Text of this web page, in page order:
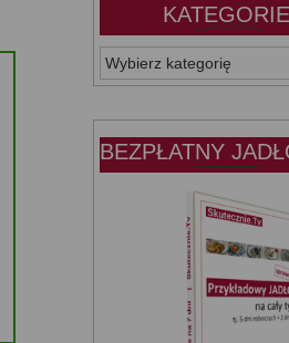
WSZYSTKIE
KATEGORIE:
BEZPŁATNY